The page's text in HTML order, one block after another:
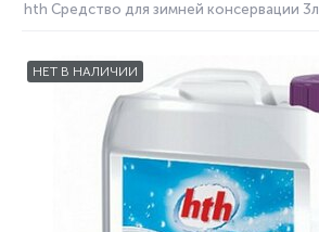
hth Средство для зимней консервации 3л
НЕТ В НАЛИЧИИ